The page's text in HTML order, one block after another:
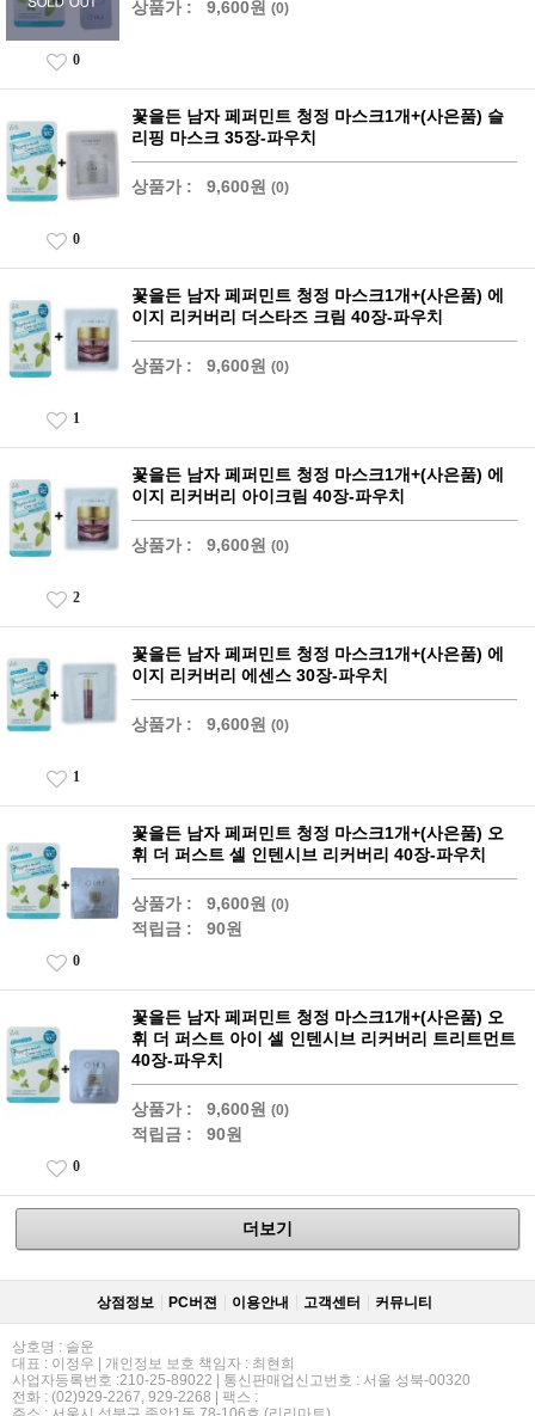
상품가 : 9,600원 (0)
0
꽃을든 남자 페퍼민트 청정 마스크1개+(사은품) 슬
리핑 마스크 35장-파우치
상품가 : 9,600원 (0)
0
꽃을든 남자 페퍼민트 청정 마스크1개+(사은품) 에
이지 리커버리 더스타즈 크림 40장-파우치
상품가 : 9,600원 (0)
1
꽃을든 남자 페퍼민트 청정 마스크1개+(사은품) 에
이지 리커버리 아이크림 40장-파우치
상품가 : 9,600원 (0)
2
꽃을든 남자 페퍼민트 청정 마스크1개+(사은품) 에
이지 리커버리 에센스 30장-파우치
상품가 : 9,600원 (0)
1
꽃을든 남자 페퍼민트 청정 마스크1개+(사은품) 오
휘 더 퍼스트 셀 인텐시브 리커버리 40장-파우치
상품가 : 9,600원 (0)
적립금 : 90원
0
꽃을든 남자 페퍼민트 청정 마스크1개+(사은품) 오
휘 더 퍼스트 아이 셀 인텐시브 리커버리 트리트먼트
40장-파우치
상품가 : 9,600원 (0)
적립금 : 90원
0
더보기
상점정보 PC버젼 이용안내 고객센터 커뮤니티
상호명 : 솔운
대표 : 이정우 | 개인정보 보호 책임자 : 최현희
사업자등록번호 :210-25-89022 | 통신판매업신고번호 : 서울 성북-00320
전화 : (02)929-2267, 929-2268 | 팩스 :